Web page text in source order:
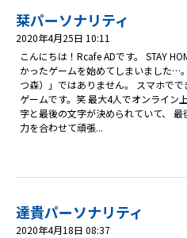
プレゼント
コンテンツ・ア
キッズ
ケンジ
Well-being
お問い合わせ
栞パーソナリティ
2020年4月25日 10:11
こんにちは！Rcafe ADです。 STAY
かったゲームを始めてしまいました…
つ森）」ではありません。 スマホでで
ゲームです。笑 最大4人でオンライン
字と最後の文字が決められていて、
力を合わせて頑張...
達貴パーソナリティ
2020年4月18日 08:37